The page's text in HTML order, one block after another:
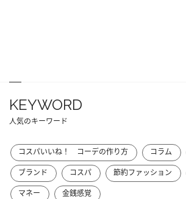
KEYWORD
人気のキーワード
コスパいいね！ コーデの作り方 コラム
ブランド
コスパ 節約ファッション
マネー
金銭感覚